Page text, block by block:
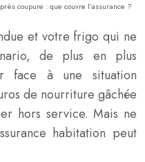
coupure : que couvre l’assurance ?
et votre frigo qui ne
de plus en plus
face à une situation
de nourriture gâchée
hors service. Mais ne
habitation peut